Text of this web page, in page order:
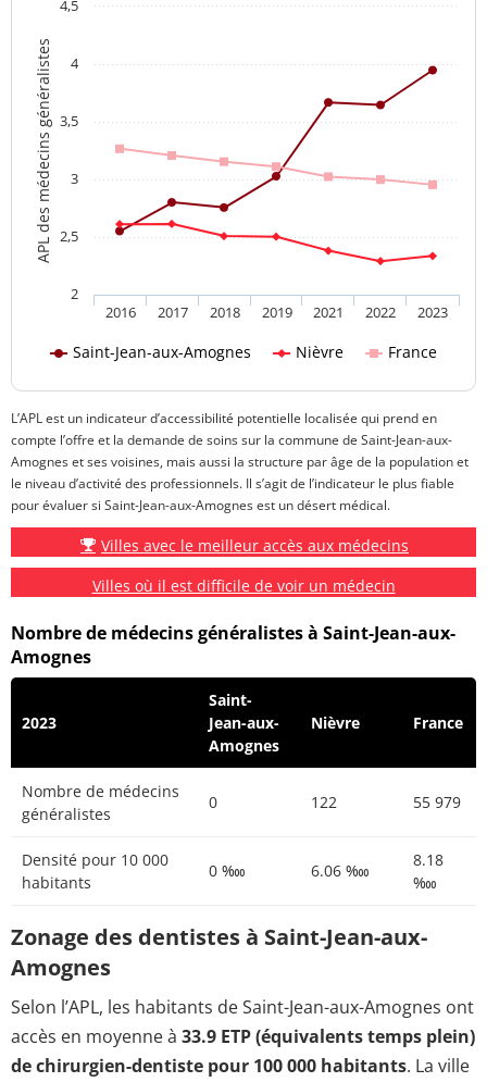
APL des médecins généralistes
Saint-Jean-aux-Amognes Nièvre France
2016 2017 2018 2019 2021 2022 2023
2
2,5
3
3,5
4
4,5
L’APL est un indicateur d’accessibilité potentielle localisée qui prend en
compte l’offre et la demande de soins sur la commune de Saint-Jean-aux-
Amognes et ses voisines, mais aussi la structure par âge de la population et
le niveau d’activité des professionnels. Il s’agit de l’indicateur le plus fiable
pour évaluer si Saint-Jean-aux-Amognes est un désert médical.
Villes avec le meilleur accès aux médecins
Villes où il est difficile de voir un médecin
Nombre de médecins généralistes à Saint-Jean-aux-
Amognes
2023
Saint-
Jean-aux-
Amognes
Nièvre France
Nombre de médecins
généralistes
0 122 55 979
Densité pour 10 000
habitants
0 ‱ 6.06 ‱
8.18
‱
Zonage des dentistes à Saint-Jean-aux-
Amognes
Selon l’APL, les habitants de Saint-Jean-aux-Amognes ont
accès en moyenne à 33.9 ETP (équivalents temps plein)
de chirurgien-dentiste pour 100 000 habitants. La ville